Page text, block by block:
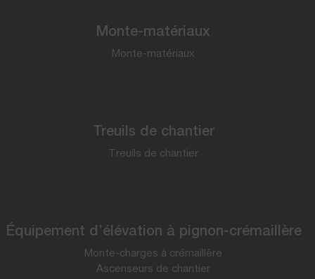
Monte-matériaux
Monte-matériaux
Treuils de chantier
Treuils de chantier
Équipement d’élévation à pignon-crémaillère
Monte-charges à crémaillère
Ascenseurs de chantier